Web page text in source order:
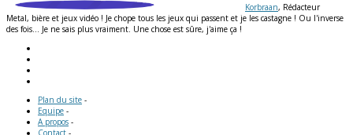
Korbraan, Rédacteur
Metal, bière et jeux vidéo ! Je chope tous les jeux qui passent et je les castagne ! Ou l'inverse
des fois... Je ne sais plus vraiment. Une chose est sûre, j'aime ça !
Plan du site -
Equipe -
A propos -
Contact -